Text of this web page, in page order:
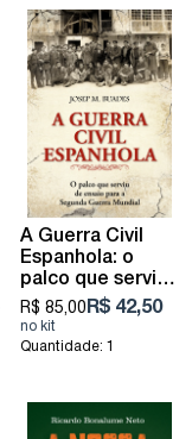
A Guerra Civil
Espanhola: o
palco que serviu
de ensaio para a
Segunda Guerra
Mundial
R$ 85,00 R$ 42,50
Quantidade: 1